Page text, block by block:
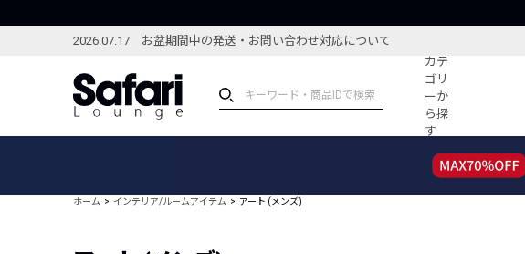
2026.07.17 お盆期間中の発送・お問い合わせ対応について
カテ
ゴリ
ーか
ら探
す
ブランドから探す
特集記事
ホーム インテリア/ルームアイテム アート (メンズ)